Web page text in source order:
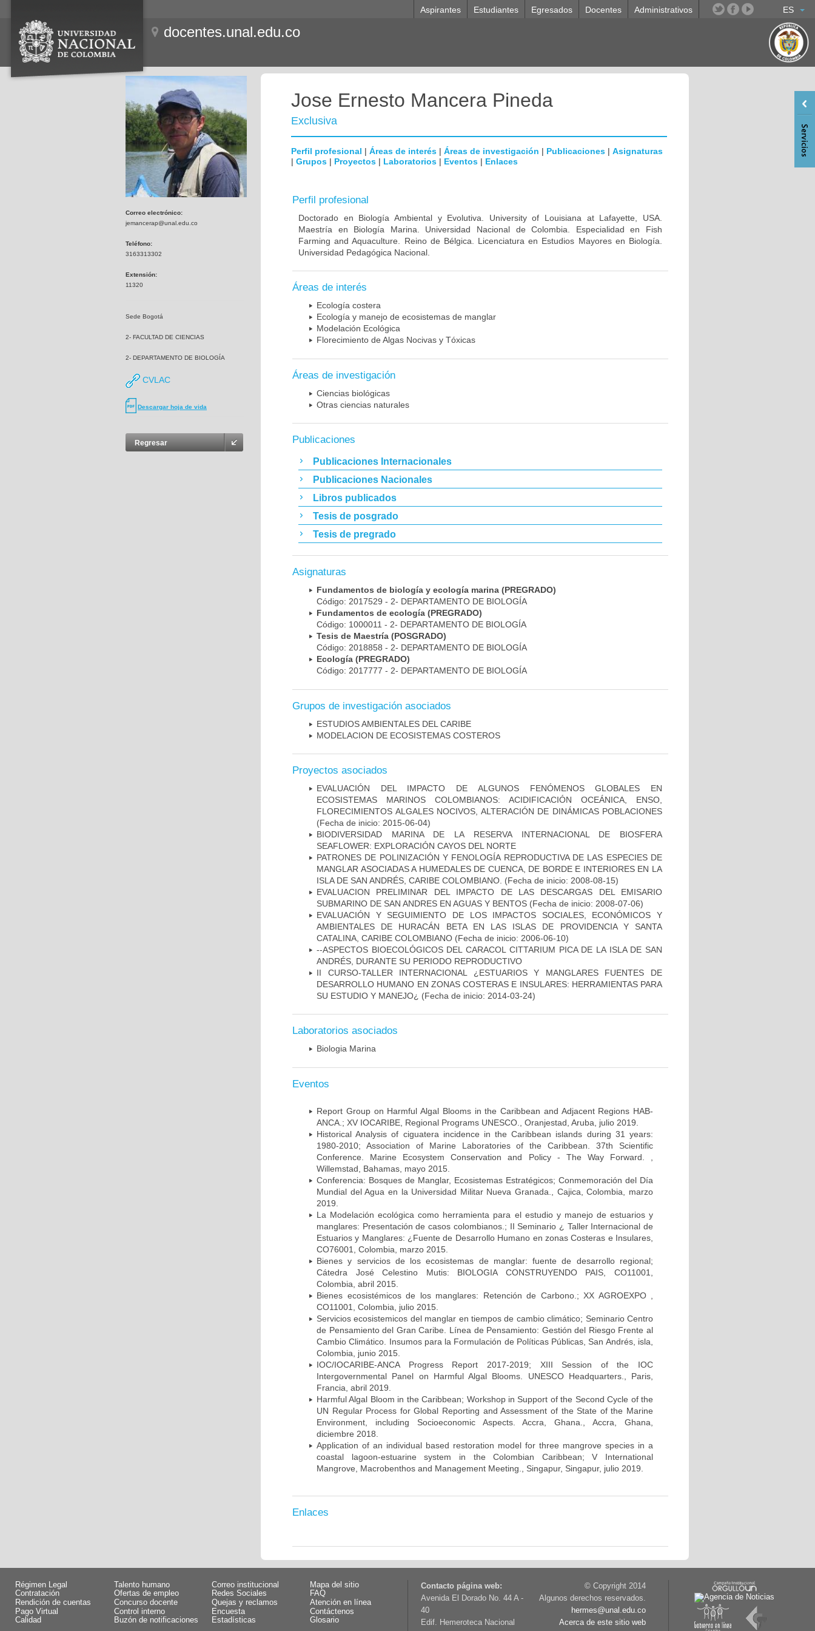
ES
Aspirantes Estudiantes Egresados Docentes Administrativos
docentes.unal.edu.co
Correo electrónico:
jemancerap@unal.edu.co
Teléfono:
3163313302
Extensión:
11320
Sede Bogotá
2- FACULTAD DE CIENCIAS
2- DEPARTAMENTO DE BIOLOGÍA
CVLAC
Descargar hoja de vida
Regresar
Jose Ernesto Mancera Pineda
Exclusiva
Perfil profesional | Áreas de interés | Áreas de investigación | Publicaciones | Asignaturas
| Grupos | Proyectos | Laboratorios | Eventos | Enlaces
Perfil profesional
Doctorado en Biología Ambiental y Evolutiva. University of Louisiana at Lafayette, USA.
Maestría en Biología Marina. Universidad Nacional de Colombia. Especialidad en Fish
Farming and Aquaculture. Reino de Bélgica. Licenciatura en Estudios Mayores en Biología.
Universidad Pedagógica Nacional.
Áreas de interés
Ecología costera
Ecología y manejo de ecosistemas de manglar
Modelación Ecológica
Florecimiento de Algas Nocivas y Tóxicas
Áreas de investigación
Ciencias biológicas
Otras ciencias naturales
Publicaciones
Publicaciones Internacionales
Publicaciones Nacionales
Libros publicados
Tesis de posgrado
Tesis de pregrado
Asignaturas
Fundamentos de biología y ecología marina (PREGRADO)
Código: 2017529 - 2- DEPARTAMENTO DE BIOLOGÍA
Fundamentos de ecología (PREGRADO)
Código: 1000011 - 2- DEPARTAMENTO DE BIOLOGÍA
Tesis de Maestría (POSGRADO)
Código: 2018858 - 2- DEPARTAMENTO DE BIOLOGÍA
Ecología (PREGRADO)
Código: 2017777 - 2- DEPARTAMENTO DE BIOLOGÍA
Grupos de investigación asociados
ESTUDIOS AMBIENTALES DEL CARIBE
MODELACION DE ECOSISTEMAS COSTEROS
Proyectos asociados
EVALUACIÓN DEL IMPACTO DE ALGUNOS FENÓMENOS GLOBALES EN
ECOSISTEMAS MARINOS COLOMBIANOS: ACIDIFICACIÓN OCEÁNICA, ENSO,
FLORECIMIENTOS ALGALES NOCIVOS, ALTERACIÓN DE DINÁMICAS POBLACIONES
(Fecha de inicio: 2015-06-04)
BIODIVERSIDAD MARINA DE LA RESERVA INTERNACIONAL DE BIOSFERA
SEAFLOWER: EXPLORACIÓN CAYOS DEL NORTE
PATRONES DE POLINIZACIÓN Y FENOLOGÍA REPRODUCTIVA DE LAS ESPECIES DE
MANGLAR ASOCIADAS A HUMEDALES DE CUENCA, DE BORDE E INTERIORES EN LA
ISLA DE SAN ANDRÉS, CARIBE COLOMBIANO. (Fecha de inicio: 2008-08-15)
EVALUACION PRELIMINAR DEL IMPACTO DE LAS DESCARGAS DEL EMISARIO
SUBMARINO DE SAN ANDRES EN AGUAS Y BENTOS (Fecha de inicio: 2008-07-06)
EVALUACIÓN Y SEGUIMIENTO DE LOS IMPACTOS SOCIALES, ECONÓMICOS Y
AMBIENTALES DE HURACÁN BETA EN LAS ISLAS DE PROVIDENCIA Y SANTA
CATALINA, CARIBE COLOMBIANO (Fecha de inicio: 2006-06-10)
--ASPECTOS BIOECOLÓGICOS DEL CARACOL CITTARIUM PICA DE LA ISLA DE SAN
ANDRÉS, DURANTE SU PERIODO REPRODUCTIVO
II CURSO-TALLER INTERNACIONAL ¿ESTUARIOS Y MANGLARES FUENTES DE
DESARROLLO HUMANO EN ZONAS COSTERAS E INSULARES: HERRAMIENTAS PARA
SU ESTUDIO Y MANEJO¿ (Fecha de inicio: 2014-03-24)
Laboratorios asociados
Biologia Marina
Eventos
Report Group on Harmful Algal Blooms in the Caribbean and Adjacent Regions HAB-
ANCA.; XV IOCARIBE, Regional Programs UNESCO., Oranjestad, Aruba, julio 2019.
Historical Analysis of ciguatera incidence in the Caribbean islands during 31 years:
1980-2010; Association of Marine Laboratories of the Caribbean. 37th Scientific
Conference. Marine Ecosystem Conservation and Policy - The Way Forward. ,
Willemstad, Bahamas, mayo 2015.
Conferencia: Bosques de Manglar, Ecosistemas Estratégicos; Conmemoración del Día
Mundial del Agua en la Universidad Militar Nueva Granada., Cajica, Colombia, marzo
2019.
La Modelación ecológica como herramienta para el estudio y manejo de estuarios y
manglares: Presentación de casos colombianos.; II Seminario ¿ Taller Internacional de
Estuarios y Manglares: ¿Fuente de Desarrollo Humano en zonas Costeras e Insulares,
CO76001, Colombia, marzo 2015.
Bienes y servicios de los ecosistemas de manglar: fuente de desarrollo regional;
Cátedra José Celestino Mutis: BIOLOGIA CONSTRUYENDO PAIS, CO11001,
Colombia, abril 2015.
Bienes ecosistémicos de los manglares: Retención de Carbono.; XX AGROEXPO ,
CO11001, Colombia, julio 2015.
Servicios ecosistemicos del manglar en tiempos de cambio climático; Seminario Centro
de Pensamiento del Gran Caribe. Línea de Pensamiento: Gestión del Riesgo Frente al
Cambio Climático. Insumos para la Formulación de Políticas Públicas, San Andrés, isla,
Colombia, junio 2015.
IOC/IOCARIBE-ANCA Progress Report 2017-2019; XIII Session of the IOC
Intergovernmental Panel on Harmful Algal Blooms. UNESCO Headquarters., Paris,
Francia, abril 2019.
Harmful Algal Bloom in the Caribbean; Workshop in Support of the Second Cycle of the
UN Regular Process for Global Reporting and Assessment of the State of the Marine
Environment, including Socioeconomic Aspects. Accra, Ghana., Accra, Ghana,
diciembre 2018.
Application of an individual based restoration model for three mangrove species in a
coastal lagoon-estuarine system in the Colombian Caribbean; V International
Mangrove, Macrobenthos and Management Meeting., Singapur, Singapur, julio 2019.
Enlaces
Régimen Legal
Talento humano
Contratación
Ofertas de empleo
Rendición de cuentas
Concurso docente
Pago Virtual
Control interno
Calidad
Buzón de notificaciones
Correo institucional
Mapa del sitio
Redes Sociales
FAQ
Quejas y reclamos
Atención en línea
Encuesta
Contáctenos
Estadísticas
Glosario
Contacto página web:
Avenida El Dorado No. 44 A -
40
Edif. Hemeroteca Nacional
© Copyright 2014
Algunos derechos reservados.
hermes@unal.edu.co
Acerca de este sitio web